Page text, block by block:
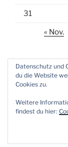
31
« Nov.
Mail
Datenschutz und
du die Website
Cookies zu.
Weitere
findest du hier: